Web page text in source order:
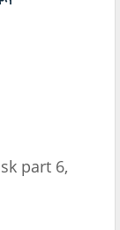
part 6,